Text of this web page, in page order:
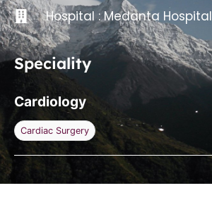
Hospital :Medanta Hospital
Speciality
Cardiology
Cardiac Surgery